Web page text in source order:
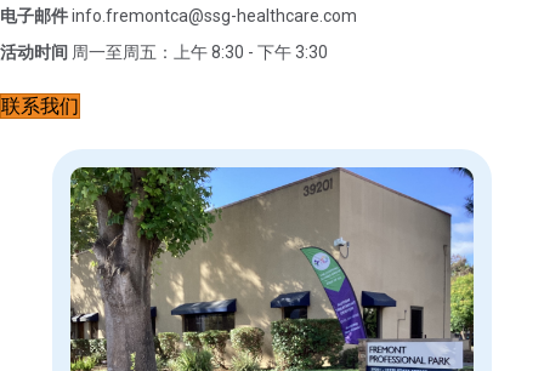
电子邮件info.fremontca@ssg-healthcare.com
活动时间 周一至周五：上午 8:30 - 下午 3:30
联系我们